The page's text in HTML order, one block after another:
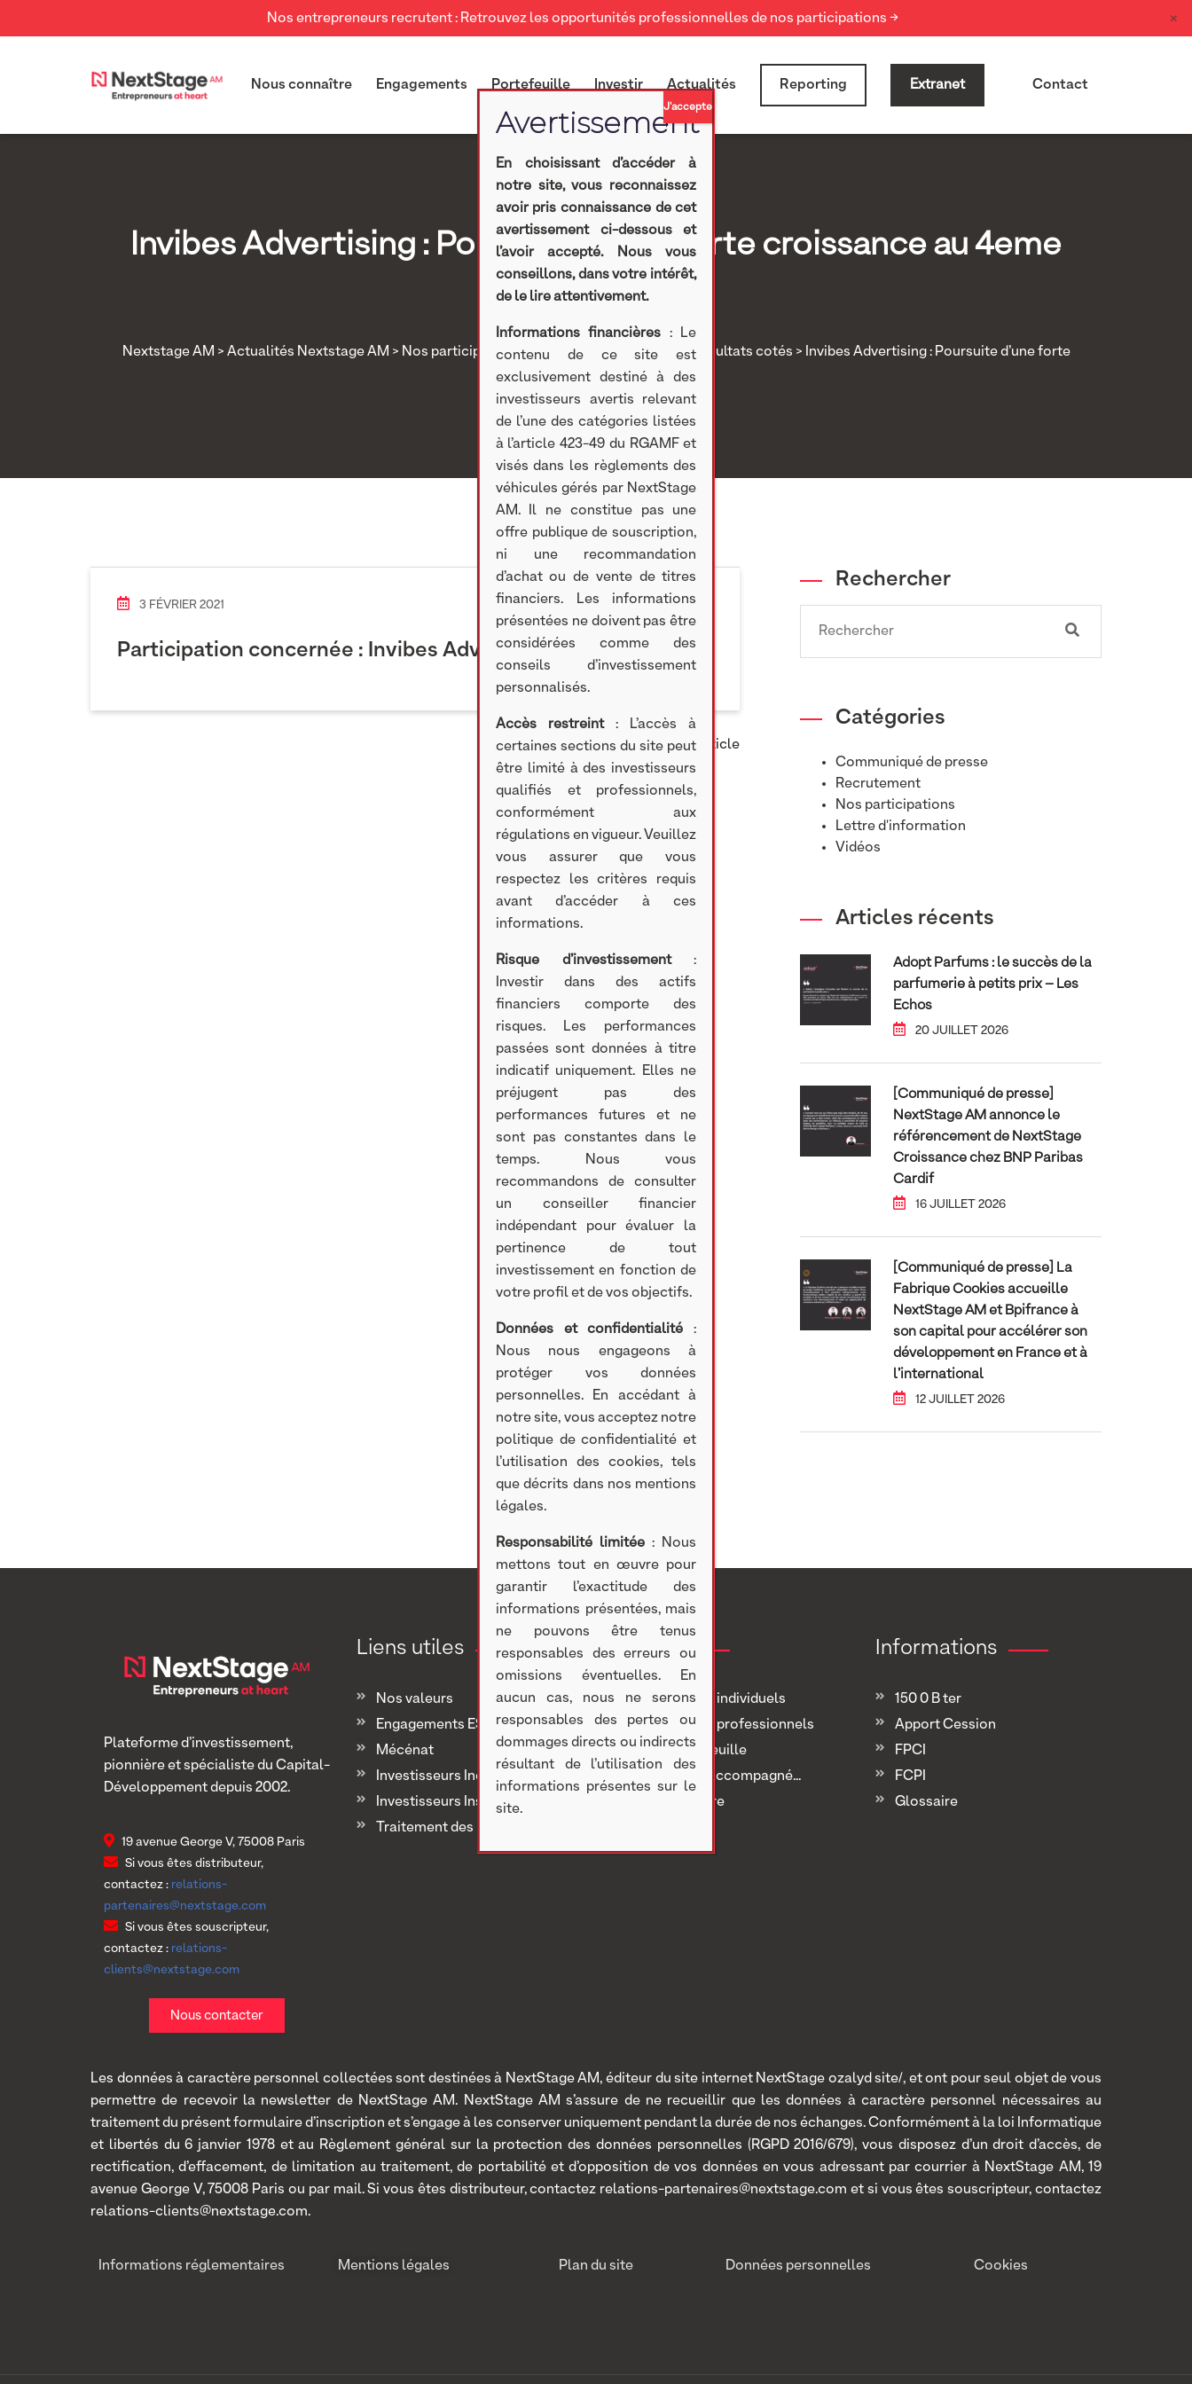
Nos entrepreneurs recrutent : Retrouvez les opportunités professionnelles de nos participations → ×
Nous connaître Engagements Portefeuille Investir Actualités Reporting Extranet Contact
Invibes Advertising : Poursuite d’une forte croissance au 4eme
trimestre 2020.
Nextstage AM > Actualités Nextstage AM > Nos participations>Investissements cotés>Résultats cotés > Invibes Advertising : Poursuite d’une forte
croissance au 4eme trimestre 2020.
3 FÉVRIER 2021
Participation concernée : Invibes Advertising
Partager cet article
Rechercher
Catégories
Communiqué de presse
Recrutement
Nos participations
Lettre d'information
Vidéos
Articles récents
Adopt Parfums : le succès de la
parfumerie à petits prix – Les
Echos
20 JUILLET 2026
[Communiqué de presse]
NextStage AM annonce le
référencement de NextStage
Croissance chez BNP Paribas
Cardif
16 JUILLET 2026
[Communiqué de presse] La
Fabrique Cookies accueille
NextStage AM et Bpifrance à
son capital pour accélérer son
développement en France et à
l’international
12 JUILLET 2026
Plateforme d’investissement,
pionnière et spécialiste du Capital-
Développement depuis 2002.
19 avenue George V, 75008 Paris
Si vous êtes distributeur,
contactez : relations-
partenaires@nextstage.com
Si vous êtes souscripteur,
contactez : relations-
clients@nextstage.com
Nous contacter
Liens utiles
Nos valeurs
Engagements ESG
Mécénat
Investisseurs Individuels
Investisseurs Institutionnels
Traitement des réclamations
Investir
Investisseurs individuels
Investisseurs professionnels
Notre portefeuille
Nous avons accompagné...
Nous rejoindre
Informations
150 0 B ter
Apport Cession
FPCI
FCPI
Glossaire
Les données à caractère personnel collectées sont destinées à NextStage AM, éditeur du site internet NextStage ozalyd site/, et ont pour seul objet de vous
permettre de recevoir la newsletter de NextStage AM. NextStage AM s’assure de ne recueillir que les données à caractère personnel nécessaires au
traitement du présent formulaire d’inscription et s’engage à les conserver uniquement pendant la durée de nos échanges. Conformément à la loi Informatique
et libertés du 6 janvier 1978 et au Règlement général sur la protection des données personnelles (RGPD 2016/679), vous disposez d’un droit d’accès, de
rectification, d’effacement, de limitation au traitement, de portabilité et d’opposition de vos données en vous adressant par courrier à NextStage AM, 19
avenue George V, 75008 Paris ou par mail. Si vous êtes distributeur, contactez relations-partenaires@nextstage.com et si vous êtes souscripteur, contactez
relations-clients@nextstage.com.
Informations réglementaires Mentions légales Plan du site Données personnelles Cookies
En choisissant d’accéder à
notre site, vous reconnaissez
avoir pris connaissance de cet
avertissement ci-dessous et
l’avoir accepté. Nous vous
conseillons, dans votre intérêt,
de le lire attentivement.
Informations financières : Le
contenu de ce site est
exclusivement destiné à des
investisseurs avertis relevant
de l’une des catégories listées
à l’article 423-49 du RGAMF et
visés dans les règlements des
véhicules gérés par NextStage
AM. Il ne constitue pas une
offre publique de souscription,
ni une recommandation
d’achat ou de vente de titres
financiers. Les informations
présentées ne doivent pas être
considérées comme des
conseils d’investissement
personnalisés.
Accès restreint: L’accès à
certaines sections du site peut
être limité à des investisseurs
qualifiés et professionnels,
conformément aux
régulations en vigueur. Veuillez
vous assurer que vous
respectez les critères requis
avant d’accéder à ces
informations.
Risque d’investissement:
Investir dans des actifs
financiers comporte des
risques. Les performances
passées sont données à titre
indicatif uniquement. Elles ne
préjugent pas des
performances futures et ne
sont pas constantes dans le
temps. Nous vous
recommandons de consulter
un conseiller financier
indépendant pour évaluer la
pertinence de tout
investissement en fonction de
votre profil et de vos objectifs.
Données et confidentialité :
Nous nous engageons à
protéger vos données
personnelles. En accédant à
notre site, vous acceptez notre
politique de confidentialité et
l’utilisation des cookies, tels
que décrits dans nos mentions
légales.
Responsabilité limitée: Nous
mettons tout en œuvre pour
garantir l’exactitude des
informations présentées, mais
ne pouvons être tenus
responsables des erreurs ou
omissions éventuelles. En
aucun cas, nous ne serons
responsables des pertes ou
dommages directs ou indirects
résultant de l’utilisation des
informations présentes sur le
site.